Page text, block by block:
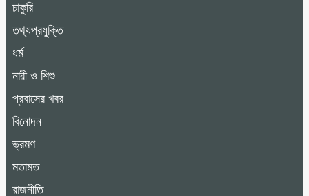
চাকুরি
তথ্যপ্রযুক্তি
ধর্ম
নারী ও শিশু
প্রবাসের খবর
বিনোদন
ভ্রমণ
মতামত
রাজনীতি